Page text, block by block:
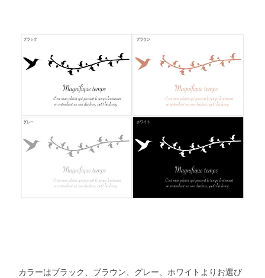
カラーはブラック、ブラウン、グレー、ホワイトよりお選び